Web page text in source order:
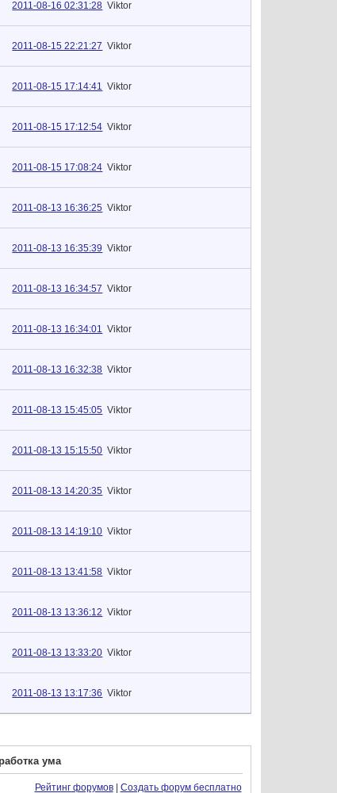
2011-08-16 02:31:28 Viktor
2011-08-15 22:21:27 Viktor
2011-08-15 17:14:41 Viktor
2011-08-15 17:12:54 Viktor
2011-08-15 17:08:24 Viktor
2011-08-13 16:36:25 Viktor
2011-08-13 16:35:39 Viktor
2011-08-13 16:34:57 Viktor
2011-08-13 16:34:01 Viktor
2011-08-13 16:32:38 Viktor
2011-08-13 15:45:05 Viktor
2011-08-13 15:15:50 Viktor
2011-08-13 14:20:35 Viktor
2011-08-13 14:19:10 Viktor
2011-08-13 13:41:58 Viktor
2011-08-13 13:36:12 Viktor
2011-08-13 13:33:20 Viktor
2011-08-13 13:17:36 Viktor
ума
Рейтинг форумов| Создать форум бесплатно